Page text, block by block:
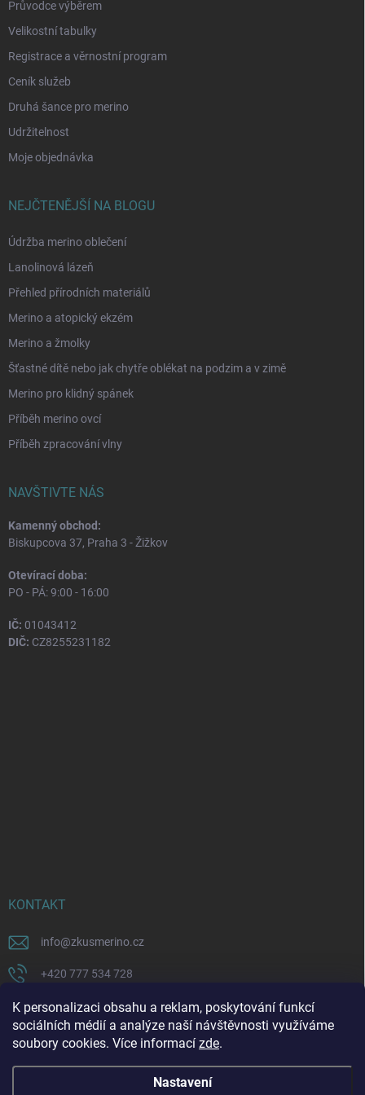
K personalizaci obsahu a reklam, poskytování funkcí
sociálních médií a analýze naší návštěvnosti využíváme
soubory cookies. Více informací zde.
Nastavení
Průvodce výběrem
Velikostní tabulky
Registrace a věrnostní program
Ceník služeb
Druhá šance pro merino
Udržitelnost
Moje objednávka
NEJČTENĚJŠÍ NA BLOGU
Údržba merino oblečení
Lanolinová lázeň
Přehled přírodních materiálů
Merino a atopický ekzém
Merino a žmolky
Šťastné dítě nebo jak chytře oblékat na podzim a v zimě
Merino pro klidný spánek
Příběh merino ovcí
Příběh zpracování vlny
NAVŠTIVTE NÁS
Kamenný obchod:
Biskupcova 37, Praha 3 - Žižkov
Otevírací doba:
PO - PÁ: 9:00 - 16:00
IČ: 01043412
DIČ: CZ8255231182
KONTAKT
info@zkusmerino.cz
+420 777 534 728
https://www.facebook.com/zkusmerino/
zkusmerino.cz